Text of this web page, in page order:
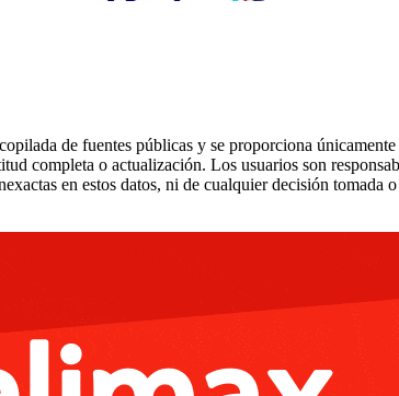
de fuentes públicas y se proporciona
completa o actualización. Los usuarios son
en estos datos, ni de cualquier decisión